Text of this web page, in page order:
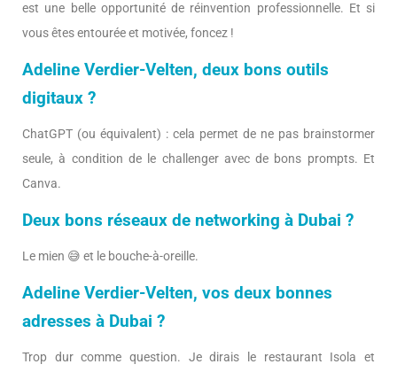
est une belle opportunité de réinvention professionnelle. Et si
vous êtes entourée et motivée, foncez !
Adeline Verdier-Velten, deux bons outils
digitaux ?
ChatGPT (ou équivalent) : cela permet de ne pas brainstormer
seule, à condition de le challenger avec de bons prompts. Et
Canva.
Deux bons réseaux de networking à Dubai ?
Le mien 😅 et le bouche-à-oreille.
Adeline Verdier-Velten, vos deux bonnes
adresses à Dubai ?
Trop dur comme question. Je dirais le restaurant Isola et